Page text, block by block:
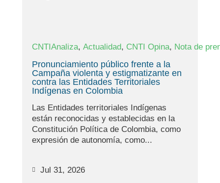
CNTIAnaliza, Actualidad, CNTI Opina, Nota de
Pronunciamiento público frente a la
Campaña violenta y estigmatizante en
contra las Entidades Territoriales
Indígenas en Colombia
Las Entidades territoriales Indígenas
están reconocidas y establecidas en la
Constitución Política de Colombia, como
expresión de autonomía, como...
Jul 31, 2026